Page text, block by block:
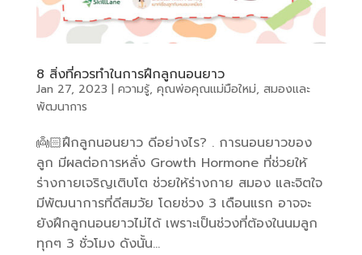
8 สิ่งที่ควรทำในการฝึกลูกนอนยาว
Jan 27, 2023 | ความรู้, คุณพ่อคุณแม่มือใหม่, สมองและ
พัฒนาการ
👼🏻ฝึกลูกนอนยาว ดีอย่างไร? . การนอนยาวของ
ลูก มีผลต่อการหลั่ง Growth Hormone ที่ช่วยให้
ร่างกายเจริญเติบโต ช่วยให้ร่างกาย สมอง และจิตใจ
มีพัฒนาการที่ดีสมวัย โดยช่วง 3 เดือนแรก อาจจะ
ยังฝึกลูกนอนยาวไม่ได้ เพราะเป็นช่วงที่ต้องในนมลูก
ทุกๆ 3 ชั่วโมง ดังนั้น...